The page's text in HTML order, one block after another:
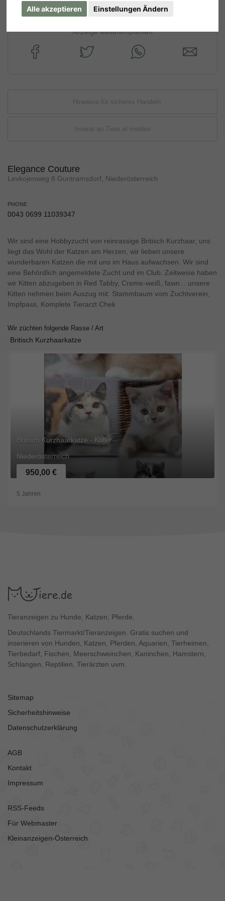
Alle akzeptieren Einstellungen Ändern
Anzeige weiterempfehlen
Hinweise für sicheres Handeln
Inserat an Tiere.at melden
Elegance Couture
Levkojenweg 8 Guntramsdorf, Niederösterreich
PHONE
0043 0699 11039347
Wir sind eine Hobbyzucht von reinrassige Britisch Kurzhaar, uns
liegt das Wohl der Katzen am Herzen, wir lieben unsere
wunderbaren Katzen die mit uns im Haus aufwachsen. Wir sind
eine Behördlich angemeldete Zucht und im Club. Zeitweise haben
wir Kitten abzugeben in Red Tabby, Creme-weiß, fawn... unsere
Kitten nehmen beim Auszug mit: Stammbaum vom Zuchtverein,
Impfpass, Komplete Tierarzt Chek
Wir züchten folgende Rasse / Art
Britisch Kurzhaarkatze
Britisch Kurzhaarkatze - Kater
Niederösterreich
950,00 €
5 Jahren
Tieranzeigen zu Hunde, Katzen, Pferde.
Deutschlands Tiermarkt/Tieranzeigen. Gratis suchen und
inserieren von Hunden, Katzen, Pferden, Aquarien, Tierheimen,
Tierbedarf, Fischen, Meerschweinchen, Kaninchen, Hamstern,
Schlangen, Reptilien, Tierärzten uvm.
Sitemap
Sicherheitshinweise
Datenschutzerklärung
AGB
Kontakt
Impressum
RSS-Feeds
Für Webmaster
Kleinanzeigen-Österreich